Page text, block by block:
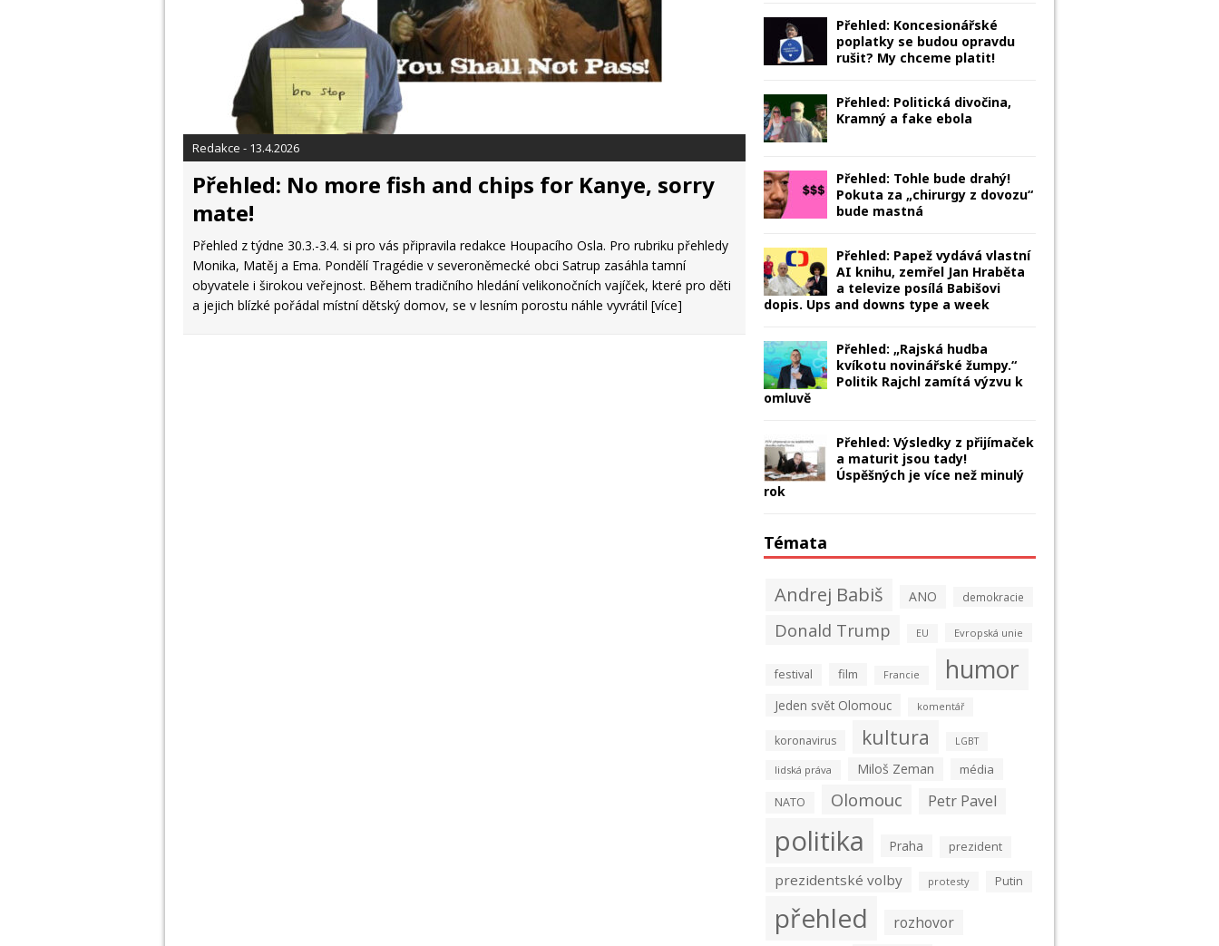
Redakce - 13.4.2026
Přehled: No more fish and chips for Kanye, sorry
mate!
Přehled z týdne 30.3.-3.4. si pro vás připravila redakce Houpacího Osla. Pro rubriku přehledy
Monika, Matěj a Ema. Pondělí Tragédie v severoněmecké obci Satrup zasáhla tamní
obyvatele i širokou veřejnost. Během tradičního hledání velikonočních vajíček, které pro děti
a jejich blízké pořádal místní dětský domov, se v lesním porostu náhle vyvrátil [více]
Přehled: Koncesionářské
poplatky se budou opravdu
rušit? My chceme platit!
Přehled: Politická divočina,
Kramný a fake ebola
Přehled: Tohle bude drahý!
Pokuta za „chirurgy z dovozu“
bude mastná
Přehled: Papež vydává vlastní
AI knihu, zemřel Jan Hraběta
a televize posílá Babišovi
dopis. Ups and downs type a week
Přehled: „Rajská hudba
kvíkotu novinářské žumpy.“
Politik Rajchl zamítá výzvu k
omluvě
Přehled: Výsledky z přijímaček
a maturit jsou tady!
Úspěšných je více než minulý
rok
Témata
Andrej Babiš ANO demokracie
Donald Trump EU Evropská unie
festival film Francie humor
Jeden svět Olomouc komentář
koronavirus kultura LGBT
lidská práva Miloš Zeman média
NATO Olomouc Petr Pavel
politika Praha prezident
prezidentské volby protesty Putin
přehled rozhovor